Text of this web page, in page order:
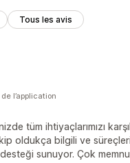
Tous les avis
tüm ihtiyaçlarımızı
oldukça bilgili ve
desteği sunuyor. Çok
l’application